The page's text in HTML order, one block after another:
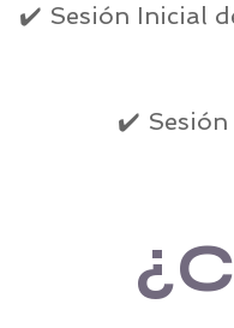
✔️ Sesión Inicial
✔️ Sesión